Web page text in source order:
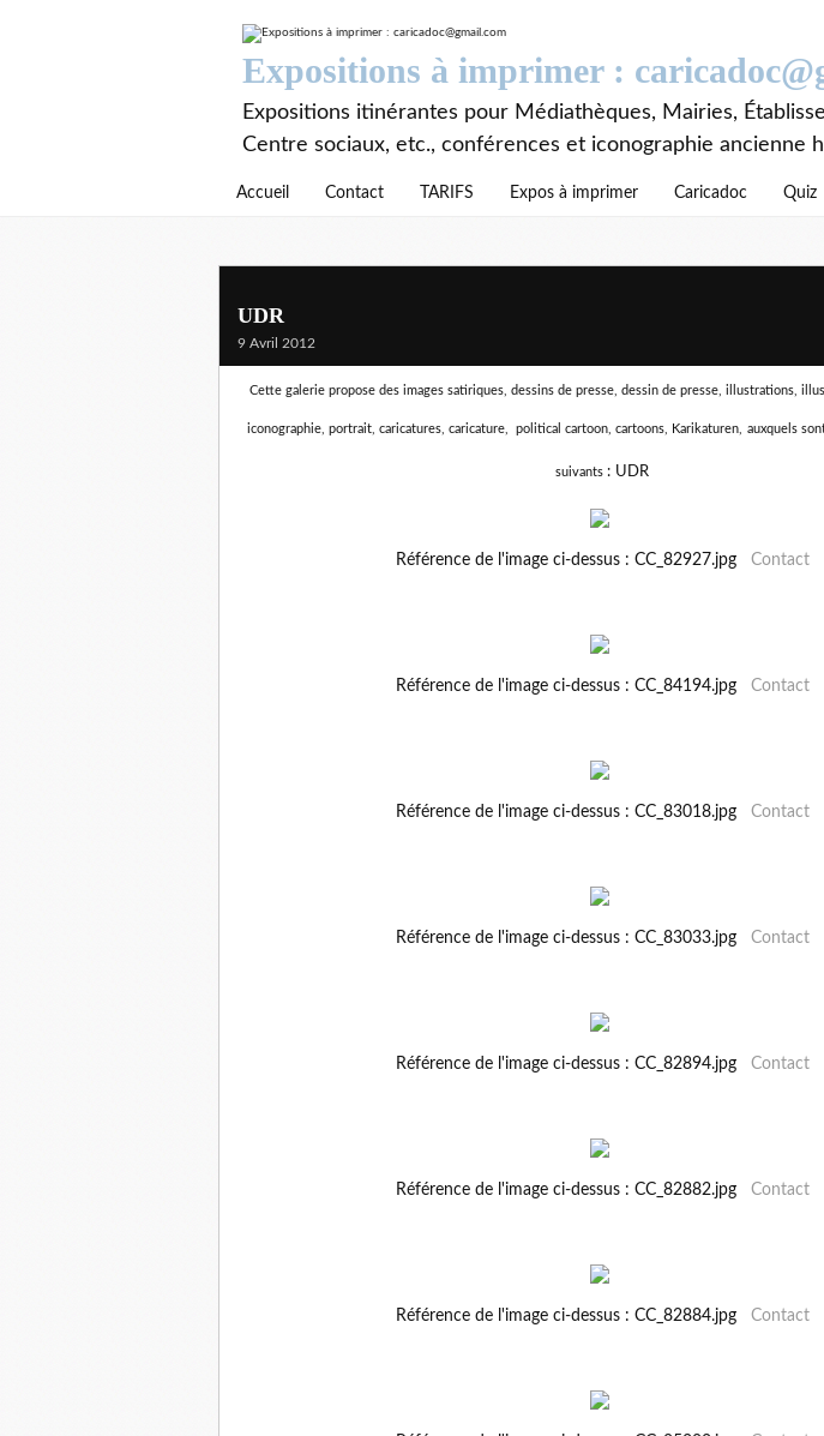
Expositions à imprimer :
Expositions itinérantes pour Médiathèques, Mairies,
Centre sociaux, etc., conférences et iconographie ancienne
Accueil Contact TARIFS Expos à imprimer Caricadoc Quiz
UDR
9 Avril 2012
Cette galerie propose des images satiriques, dessins de presse, dessin de presse, illustrations,
iconographie, portrait, caricatures, caricature, political cartoon, cartoons, Karikaturen, auxquels
suivants : UDR
Référence de l'image ci-dessus : CC_82927.jpg Contact
Référence de l'image ci-dessus : CC_84194.jpg Contact
Référence de l'image ci-dessus : CC_83018.jpg Contact
Référence de l'image ci-dessus : CC_83033.jpg Contact
Référence de l'image ci-dessus : CC_82894.jpg Contact
Référence de l'image ci-dessus : CC_82882.jpg Contact
Référence de l'image ci-dessus : CC_82884.jpg Contact